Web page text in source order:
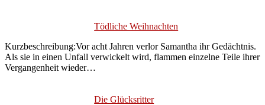
Tödliche Weihnachten
Kurzbeschreibung:Vor acht Jahren verlor Samantha ihr Gedächtnis.
Als sie in einen Unfall verwickelt wird, flammen einzelne Teile ihrer
Vergangenheit wieder…
Die Glücksritter